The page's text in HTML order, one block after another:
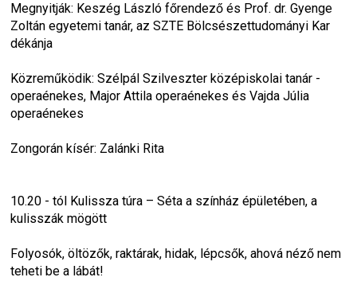
Megnyitják: Keszég László főrendező és Prof. dr. Gyenge
Zoltán egyetemi tanár, az SZTE Bölcsészettudományi Kar
dékánja
Közreműködik: Szélpál Szilveszter középiskolai tanár -
operaénekes, Major Attila operaénekes és Vajda Júlia
operaénekes
Zongorán kísér: Zalánki Rita
10.20 - tól Kulissza túra – Séta a színház épületében, a
kulisszák mögött
Folyosók, öltözők, raktárak, hidak, lépcsők, ahová néző nem
teheti be a lábát!